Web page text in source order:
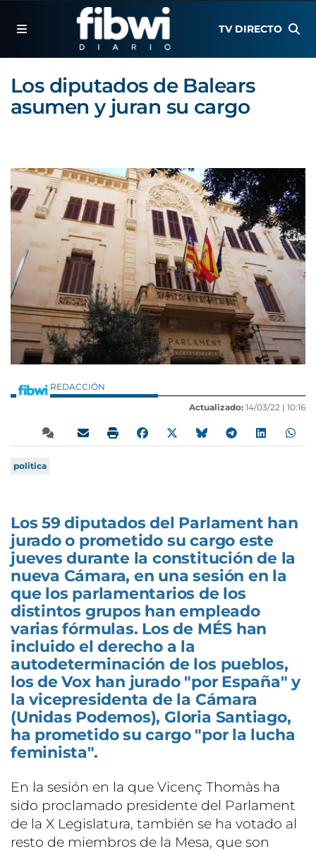
TV DIRECTO
Los diputados de Balears
asumen y juran su cargo
REDACCIÓN
Actualizado: 14/03/22 | 10:16
politica
Los 59 diputados del Parlament han
jurado o prometido su cargo este
jueves durante la constitución de la
nueva Cámara, en una sesión en la
que los parlamentarios de los
distintos grupos han empleado
varias fórmulas. Los de MÉS han
incluido el derecho a la
autodeterminación de los pueblos,
los de Vox han jurado "por España" y
la vicepresidenta de la Cámara
(Unidas Podemos), Gloria Santiago,
ha prometido su cargo "por la lucha
feminista".
En la sesión en la que Vicenç Thomàs ha
sido proclamado presidente del Parlament
de la X Legislatura, también se ha votado al
resto de miembros de la Mesa, que son